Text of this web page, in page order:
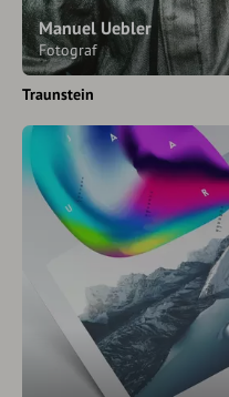
Manuel Uebler
Fotograf
Traunstein